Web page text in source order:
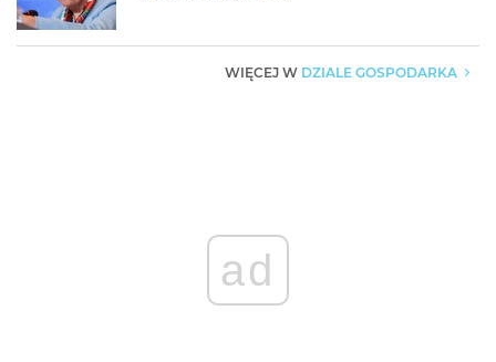
DZIALE GOSPODARKA ▶
ad